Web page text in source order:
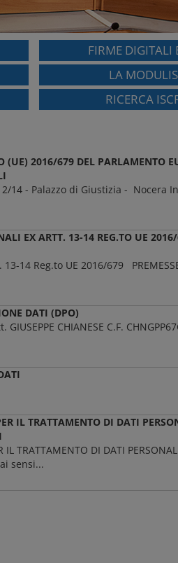
FIRME DIGITALI
LA
RICERCA
2016/679 DEL PARLAMENTO
14 - Palazzo di Giustizia - Nocera
EX ARTT. 13-14 REG.TO UE
14 Reg.to UE 2016/679
DATI (DPO)
CHIANESE C.F.
IL TRATTAMENTO DI DATI
IL TRATTAMENTO DI DATI
sensi...